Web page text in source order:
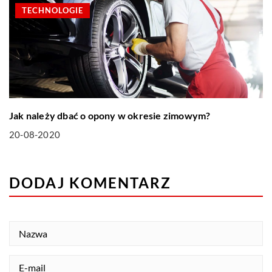
TECHNOLOGIE
Jak należy dbać o opony w okresie zimowym?
20-08-2020
DODAJ KOMENTARZ